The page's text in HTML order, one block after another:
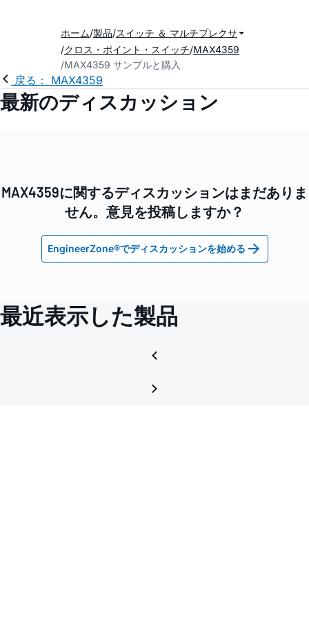
ホーム 製品 スイッチ ＆ マルチプレクサ
クロス・ポイント・スイッチ MAX4359
MAX4359 サンプルと購入
戻る： MAX4359
最新のディスカッション
MAX4359に関するディスカッションはまだありま
せん。意見を投稿しますか？
EngineerZone®でディスカッションを始める
最近表示した製品